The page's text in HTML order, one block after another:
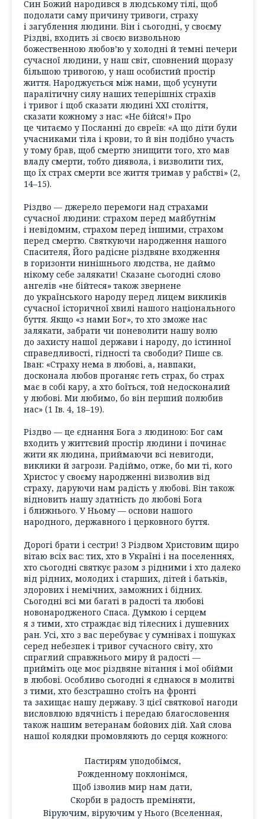
Син Божий народився в людському тілі, щоб
подолати саму причину тривоги, страху
і загублення людини. Він і сьогодні, у своєму
Різдві, входить зі своєю визвольною
божественною любов’ю у холодні й темні печери
сучасної людини, у наш світ, сповнений щоразу
більшою тривогою, у наш особистий простір
життя. Народжується між нами, щоб усунути
паралітичну силу наших теперішніх страхів
і тривог і щоб сказати людині ХХІ століття,
сказати кожному з нас: «Не бійся!» Про
це читаємо у Посланні до євреїв: «А що діти були
учасниками тіла і крови, то й він подібно участь
у тому брав, щоб смертю знищити того, хто мав
владу смерти, тобто диявола, і визволити тих,
що їх страх смерти все життя тримав у рабстві» (2,
14–15).
Різдво — джерело перемоги над страхами
сучасної людини: страхом перед майбутнім
і невідомим, страхом перед іншими, страхом
перед смертю. Святкуючи народження нашого
Спасителя, Його радісне різдвяне входження
в горизонти нинішнього людства, не даймо
нікому себе залякати! Сказане сьогодні слово
ангелів «не бійтеся» також звернене
до українського народу перед лицем викликів
сучасної історичної хвилі нашого національного
буття. Якщо «з нами Бог», то хто зможе нас
залякати, забрати чи поневолити нашу волю
до захисту нашої держави і народу, до істинної
справедливості, гідності та свободи? Пише св.
Іван: «Страху нема в любові, а, навпаки,
досконала любов проганяє геть страх, бо страх
має в собі кару, а хто боїться, той недосконалий
у любові. Ми любимо, бо він перший полюбив
нас» (1 Ів. 4, 18–19).
Різдво — це єднання Бога з людиною: Бог сам
входить у життєвий простір людини і починає
жити як людина, приймаючи всі невигоди,
виклики й загрози. Радіймо, отже, бо ми ті, кого
Христос у своєму народженні визволив від
страху, даруючи нам радість у любові. Він також
відновить нашу здатність до любові Бога
і ближнього. У Ньому — основи нашого
народного, державного і церковного буття.
Дорогі брати і сестри! З Різдвом Христовим щиро
вітаю всіх вас: тих, хто в Україні і на поселеннях,
хто сьогодні святкує разом з рідними і хто далеко
від рідних, молодих і старших, дітей і батьків,
здорових і немічних, заможних і бідних.
Сьогодні всі ми багаті в радості та любові
новонародженого Спаса. Думкою і серцем
я з тими, хто страждає від тілесних і душевних
ран. Усі, хто з вас перебуває у сумнівах і пошуках
серед небезпек і тривог сучасного світу, хто
спраглий справжнього миру й радості —
прийміть оце моє різдвяне вітання і мої обійми
в любові. Особливо сьогодні я єднаюся в молитві
з тими, хто безстрашно стоїть на фронті
та захищає нашу державу. З цієї святкової нагоди
висловлюю вдячність і передаю благословення
також нашим ветеранам бойових дій. Хай слова
нашої колядки промовляють до серця кожного:
Пастирям уподобімся,
Рожденному поклонімся,
Щоб ізволив мир нам дати,
Скорби в радость преміняти,
Віруючим, віруючим у Нього (Вселенная,